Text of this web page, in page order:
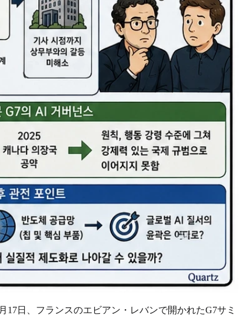
17日、フランスのエビアン・レバンで開かれたG7サミ